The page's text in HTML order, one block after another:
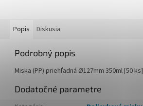
Popis Diskusia
Podrobný popis
Miska (PP) priehľadná Ø127mm 350ml [50 ks]
Dodatočné parametre